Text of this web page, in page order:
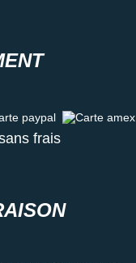
paypal Carte amex
frais